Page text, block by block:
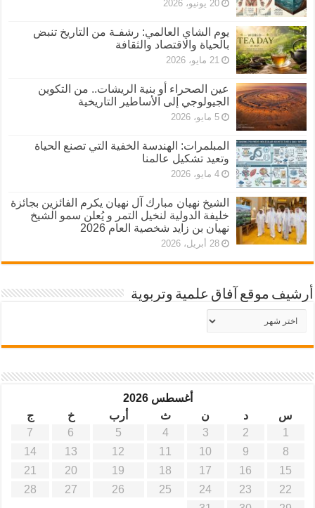
20 يونيو، 2026
يوم الشاي العالمي: رشفـة من التاريخ تنبض
بالحياة والاقتصاد والثقافة
21 مايو، 2026
عين الصحراء أو بنية الريشات.. من التكوين
الجيولوجي إلى الأساطير التاريخية
5 مايو، 2026
المبلمرات: الهندسة الخفية التي تصنع الحياة
وتعيد تشكيل عالمنا
4 مايو، 2026
الشيخ نهيان مبارك آل نهيان يكرم الفائزين بجائزة
خليفة الدولية لنخيل التمر و يُعلن سمو الشيخ
نهيان بن زايد شخصية العام 2026
28 أبريل، 2026
أرشيف موقع آفاق علمية وتربوية
أرشيف
موقع
أغسطس 2026
س
د ن ث أرب خ
ج
1
2
3
4
5
6
7
8
9
10
11
12
13
14
15
16
17
18
19
20
21
22
23
24
25
26
27
28